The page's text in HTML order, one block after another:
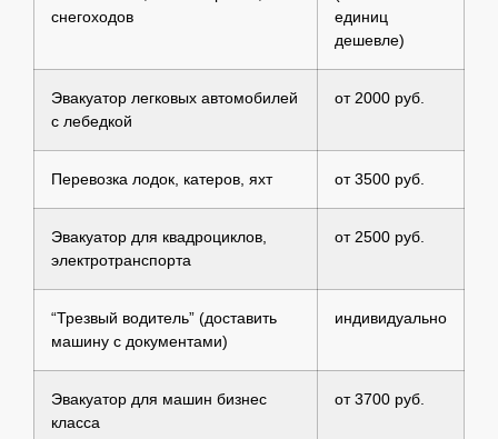
снегоходов
единиц
дешевле)
Эвакуатор легковых автомобилей
с лебедкой
от 2000 руб.
Перевозка лодок, катеров, яхт от 3500 руб.
Эвакуатор для квадроциклов,
электротранспорта
от 2500 руб.
“Трезвый водитель” (доставить
машину с документами)
индивидуально
Эвакуатор для машин бизнес
класса
от 3700 руб.